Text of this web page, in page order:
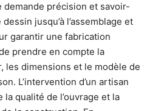
demande précision et savoir-
jusqu’à l’assemblage et
garantir une fabrication
prendre en compte la
les dimensions et le modèle de
L’intervention d’un artisan
qualité de l’ouvrage et la